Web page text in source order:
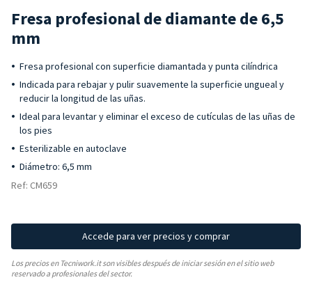
Fresa profesional de diamante de 6,5
mm
Fresa profesional con superficie diamantada y punta cilíndrica
Indicada para rebajar y pulir suavemente la superficie ungueal y
reducir la longitud de las uñas.
Ideal para levantar y eliminar el exceso de cutículas de las uñas de
los pies
Esterilizable en autoclave
Diámetro: 6,5 mm
Ref: CM659
Accede para ver precios y comprar
Los precios en Tecniwork.it son visibles después de iniciar sesión en el sitio web
reservado a profesionales del sector.